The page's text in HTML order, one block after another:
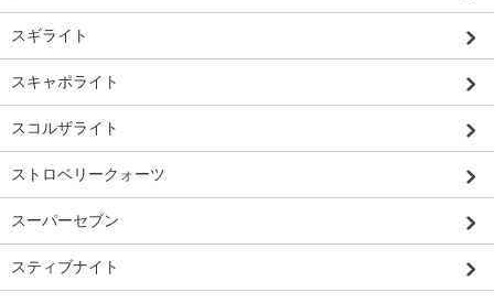
スギライト
スキャポライト
スコルザライト
ストロベリークォーツ
スーパーセブン
スティブナイト